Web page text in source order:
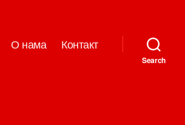
О нама Контакт
Search